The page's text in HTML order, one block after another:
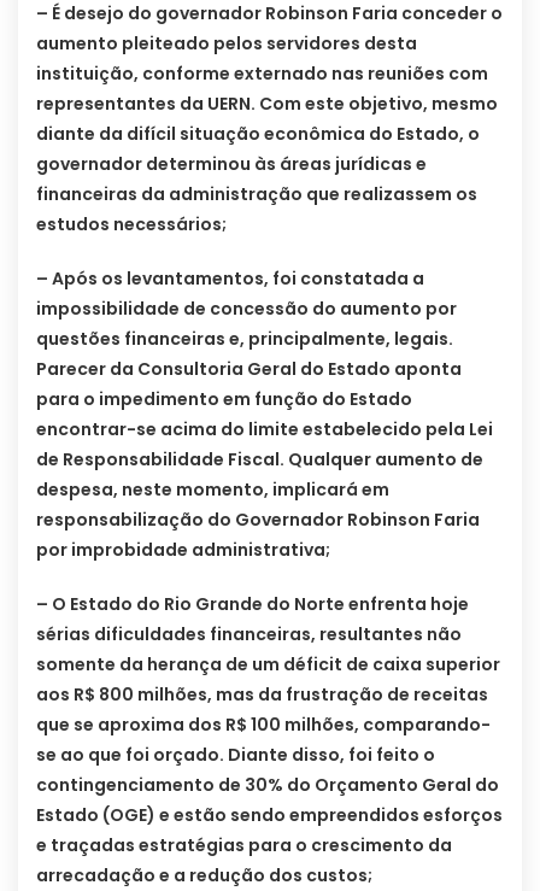
– É desejo do governador Robinson Faria conceder o
aumento pleiteado pelos servidores desta
instituição, conforme externado nas reuniões com
representantes da UERN. Com este objetivo, mesmo
diante da difícil situação econômica do Estado, o
governador determinou às áreas jurídicas e
financeiras da administração que realizassem os
estudos necessários;
– Após os levantamentos, foi constatada a
impossibilidade de concessão do aumento por
questões financeiras e, principalmente, legais.
Parecer da Consultoria Geral do Estado aponta
para o impedimento em função do Estado
encontrar-se acima do limite estabelecido pela Lei
de Responsabilidade Fiscal. Qualquer aumento de
despesa, neste momento, implicará em
responsabilização do Governador Robinson Faria
por improbidade administrativa;
– O Estado do Rio Grande do Norte enfrenta hoje
sérias dificuldades financeiras, resultantes não
somente da herança de um déficit de caixa superior
aos R$ 800 milhões, mas da frustração de receitas
que se aproxima dos R$ 100 milhões, comparando-
se ao que foi orçado. Diante disso, foi feito o
contingenciamento de 30% do Orçamento Geral do
Estado (OGE) e estão sendo empreendidos esforços
e traçadas estratégias para o crescimento da
arrecadação e a redução dos custos;